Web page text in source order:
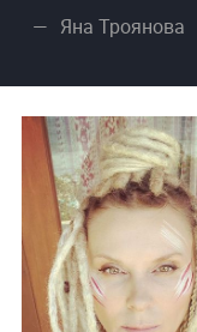
Яна Троянова